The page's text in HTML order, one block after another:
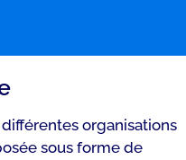
différentes organisations
sous forme de